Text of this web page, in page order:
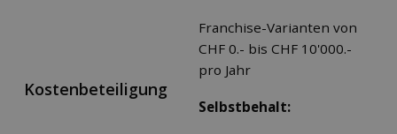
Kostenbeteiligung
Franchise-Varianten von
CHF 0.- bis CHF 10'000.-
pro Jahr
Selbstbehalt: